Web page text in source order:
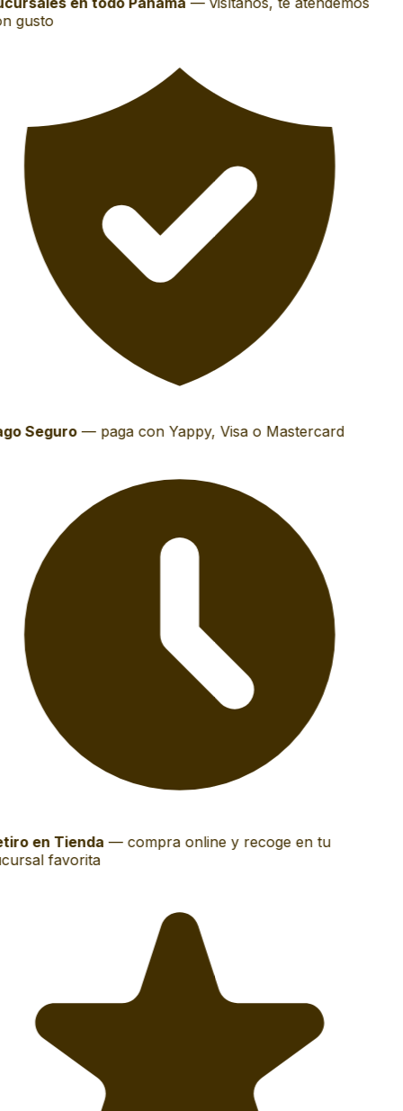
gusto
Seguro— paga con Yappy, Visa o Mastercard
en Tienda— compra online y recoge en tu
favorita